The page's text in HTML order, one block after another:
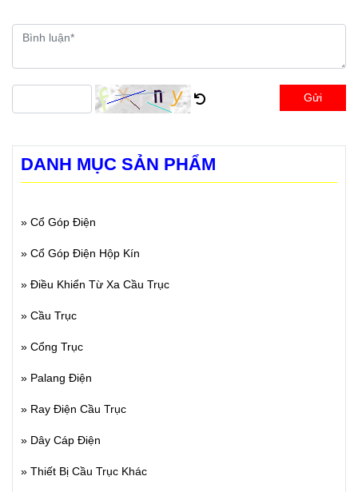
Gửi
DANH MỤC SẢN PHẨM
» Cổ Góp Điện
» Cổ Góp Điện Hộp Kín
» Điều Khiển Từ Xa Cầu Trục
» Cầu Trục
» Cổng Trục
» Palang Điện
» Ray Điện Cầu Trục
» Dây Cáp Điện
» Thiết Bị Cầu Trục Khác